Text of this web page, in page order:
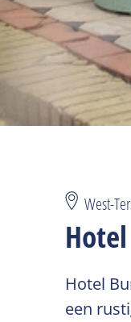
West-
Hotel
een